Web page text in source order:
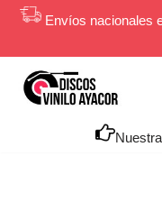
contenido
Envíos nacionales